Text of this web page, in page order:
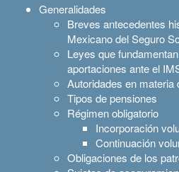
Generalidades
Breves antecedentes
Mexicano del Seguro
Leyes que
aportaciones ante el
Autoridades en materia
Tipos de pensiones
Régimen obligatorio
Incorporación
Continuación
Obligaciones de los